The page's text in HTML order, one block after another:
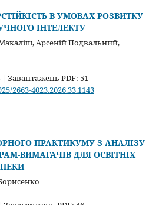
В УМОВАХ РОЗВИТКУ
ІНТЕЛЕКТУ
Арсеній Подвальний,
| Завантажень PDF: 51
2663-4023.2026.33.1143
ПРАКТИКУМУ З АНАЛІЗУ
ВИМАГАЧІВ ДЛЯ ОСВІТНІХ